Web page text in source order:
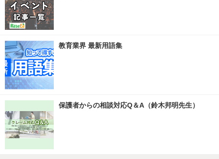
教育業界 最新用語集
保護者からの相談対応Q＆A（鈴木邦明先生）